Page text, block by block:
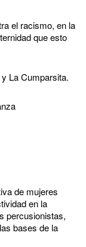
el racismo, en la
que esto
La Cumparsita.
de mujeres
en la
percusionistas,
bases de la